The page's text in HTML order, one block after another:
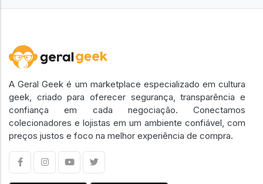
A Geral Geek é um marketplace especializado em cultura
geek, criado para oferecer segurança, transparência e
confiança em cada negociação. Conectamos
colecionadores e lojistas em um ambiente confiável, com
preços justos e foco na melhor experiência de compra.